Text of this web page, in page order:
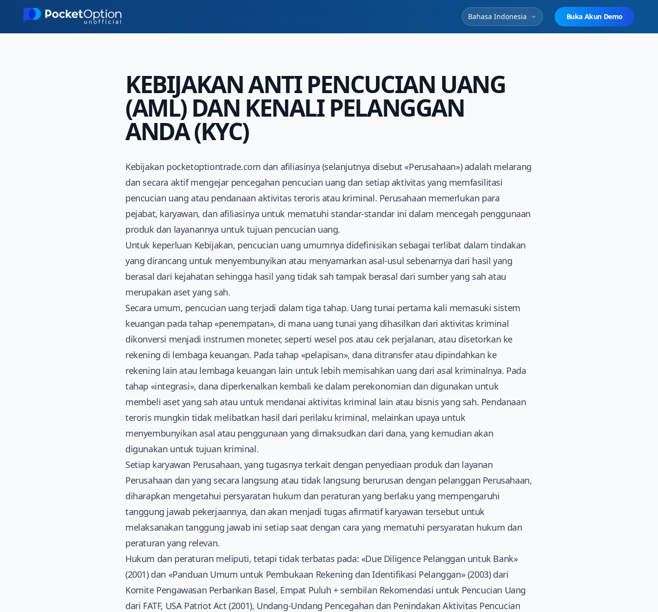
Skip to main content
Bahasa Indonesia Buka Akun Demo
KEBIJAKAN ANTI PENCUCIAN UANG
(AML) DAN KENALI PELANGGAN
ANDA (KYC)
Kebijakan pocketoptiontrade.com dan afiliasinya (selanjutnya disebut «Perusahaan») adalah melarang
dan secara aktif mengejar pencegahan pencucian uang dan setiap aktivitas yang memfasilitasi
pencucian uang atau pendanaan aktivitas teroris atau kriminal. Perusahaan memerlukan para
pejabat, karyawan, dan afiliasinya untuk mematuhi standar-standar ini dalam mencegah penggunaan
produk dan layanannya untuk tujuan pencucian uang.
Untuk keperluan Kebijakan, pencucian uang umumnya didefinisikan sebagai terlibat dalam tindakan
yang dirancang untuk menyembunyikan atau menyamarkan asal-usul sebenarnya dari hasil yang
berasal dari kejahatan sehingga hasil yang tidak sah tampak berasal dari sumber yang sah atau
merupakan aset yang sah.
Secara umum, pencucian uang terjadi dalam tiga tahap. Uang tunai pertama kali memasuki sistem
keuangan pada tahap «penempatan», di mana uang tunai yang dihasilkan dari aktivitas kriminal
dikonversi menjadi instrumen moneter, seperti wesel pos atau cek perjalanan, atau disetorkan ke
rekening di lembaga keuangan. Pada tahap «pelapisan», dana ditransfer atau dipindahkan ke
rekening lain atau lembaga keuangan lain untuk lebih memisahkan uang dari asal kriminalnya. Pada
tahap «integrasi», dana diperkenalkan kembali ke dalam perekonomian dan digunakan untuk
membeli aset yang sah atau untuk mendanai aktivitas kriminal lain atau bisnis yang sah. Pendanaan
teroris mungkin tidak melibatkan hasil dari perilaku kriminal, melainkan upaya untuk
menyembunyikan asal atau penggunaan yang dimaksudkan dari dana, yang kemudian akan
digunakan untuk tujuan kriminal.
Setiap karyawan Perusahaan, yang tugasnya terkait dengan penyediaan produk dan layanan
Perusahaan dan yang secara langsung atau tidak langsung berurusan dengan pelanggan Perusahaan,
diharapkan mengetahui persyaratan hukum dan peraturan yang berlaku yang mempengaruhi
tanggung jawab pekerjaannya, dan akan menjadi tugas afirmatif karyawan tersebut untuk
melaksanakan tanggung jawab ini setiap saat dengan cara yang mematuhi persyaratan hukum dan
peraturan yang relevan.
Hukum dan peraturan meliputi, tetapi tidak terbatas pada: «Due Diligence Pelanggan untuk Bank»
(2001) dan «Panduan Umum untuk Pembukaan Rekening dan Identifikasi Pelanggan» (2003) dari
Komite Pengawasan Perbankan Basel, Empat Puluh + sembilan Rekomendasi untuk Pencucian Uang
dari FATF, USA Patriot Act (2001), Undang-Undang Pencegahan dan Penindakan Aktivitas Pencucian